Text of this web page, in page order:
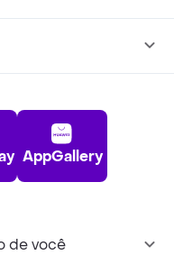
AppGallery
de você